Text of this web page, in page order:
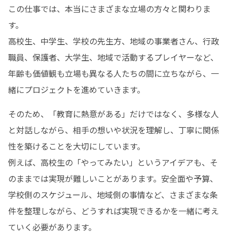
この仕事では、本当にさまざまな立場の方々と関わりま
す。
高校生、中学生、学校の先生方、地域の事業者さん、行政
職員、保護者、大学生、地域で活動するプレイヤーなど、
年齢も価値観も立場も異なる人たちの間に立ちながら、一
緒にプロジェクトを進めていきます。
そのため、「教育に熱意がある」だけではなく、多様な人
と対話しながら、相手の想いや状況を理解し、丁寧に関係
性を築けることを大切にしています。
例えば、高校生の「やってみたい」というアイデアも、そ
のままでは実現が難しいことがあります。安全面や予算、
学校側のスケジュール、地域側の事情など、さまざまな条
件を整理しながら、どうすれば実現できるかを一緒に考え
ていく必要があります。